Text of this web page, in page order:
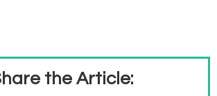
the Article: